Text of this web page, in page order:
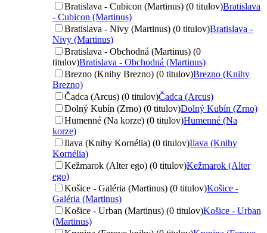
Bratislava - Cubicon (Martinus) (0 titulov)Bratislava
- Cubicon (Martinus)
Bratislava - Nivy (Martinus) (0 titulov)Bratislava -
Nivy (Martinus)
Bratislava - Obchodná (Martinus) (0
titulov)Bratislava - Obchodná (Martinus)
Brezno (Knihy Brezno) (0 titulov)Brezno (Knihy
Brezno)
Čadca (Arcus) (0 titulov)Čadca (Arcus)
Dolný Kubín (Zrno) (0 titulov)Dolný Kubín (Zrno)
Humenné (Na korze) (0 titulov)Humenné (Na
korze)
Ilava (Knihy Kornélia) (0 titulov)Ilava (Knihy
Kornélia)
Kežmarok (Alter ego) (0 titulov)Kežmarok (Alter
ego)
Košice - Galéria (Martinus) (0 titulov)Košice -
Galéria (Martinus)
Košice - Urban (Martinus) (0 titulov)Košice - Urban
(Martinus)